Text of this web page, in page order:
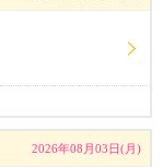
2026年08月03日(月)